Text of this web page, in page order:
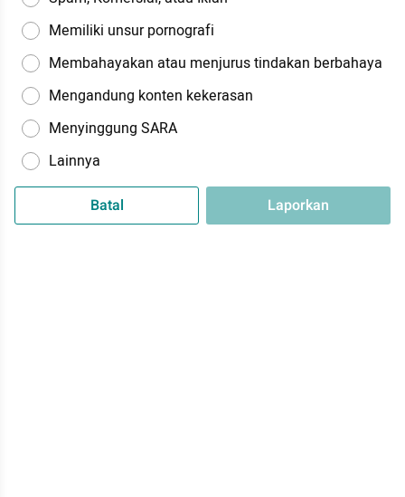
Memiliki unsur pornografi
Membahayakan atau menjurus tindakan berbahaya
Mengandung konten kekerasan
Menyinggung SARA
Lainnya
Batal Laporkan